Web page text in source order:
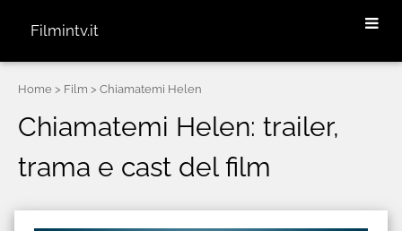
Filmintv.it
Home > Film > Chiamatemi Helen
Chiamatemi Helen: trailer,
trama e cast del film